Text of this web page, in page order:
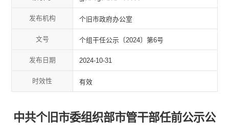
发布机构 个旧市政府办公室
文号 个组干任公示〔2024〕第6号
发布日期 2024-10-31
时效性 有效
中共个旧市委组织部市管干部任前公示公